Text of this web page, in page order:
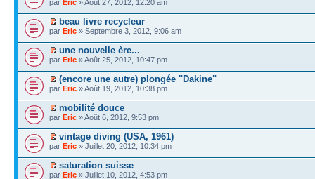
par Eric » Août 27, 2012, 12:20 am
beau livre recycleur
par Eric » Septembre 3, 2012, 9:06 am
une nouvelle ère...
par Eric » Août 25, 2012, 10:47 pm
(encore une autre) plongée "Dakine"
par Eric » Août 19, 2012, 10:38 pm
mobilité douce
par Eric » Août 6, 2012, 9:53 pm
vintage diving (USA, 1961)
par Eric » Juillet 20, 2012, 10:34 pm
saturation suisse
par Eric » Juillet 10, 2012, 4:53 pm